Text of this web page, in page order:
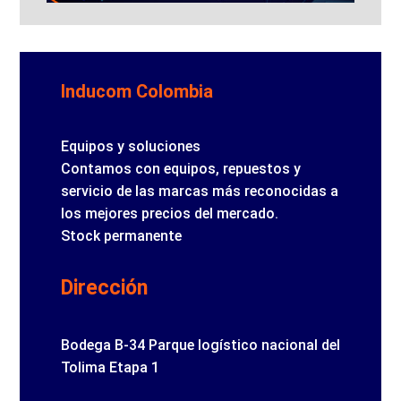
Inducom Colombia
Equipos y soluciones
Contamos con equipos, repuestos y
servicio de las marcas más reconocidas a
los mejores precios del mercado.
Stock permanente
Dirección
Bodega B-34 Parque logístico nacional del
Tolima Etapa 1